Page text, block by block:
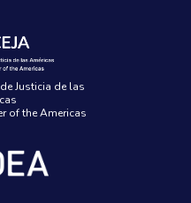
Justicia de las
of the Americas